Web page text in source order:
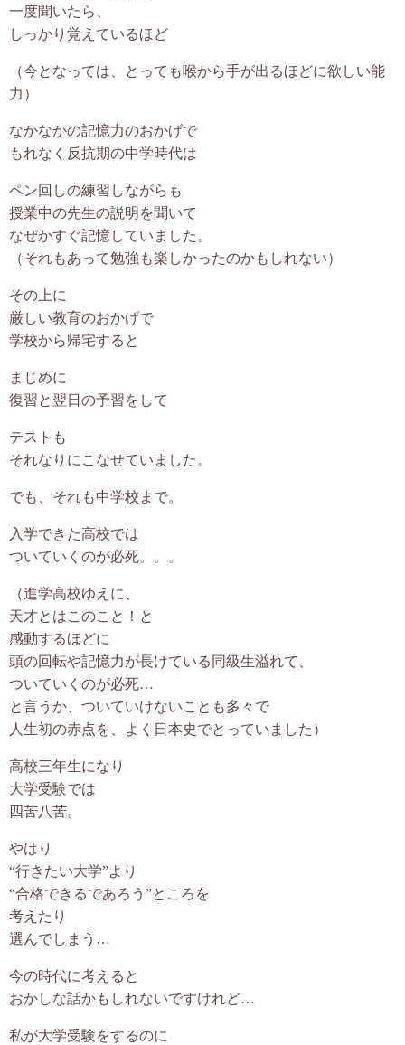
プロフィール
あざまゆきえからのお便り
ブログ
一度聞いたら、
しっかり覚えているほど
（今となっては、とっても喉から手が出るほどに欲しい能
力）
なかなかの記憶力のおかげで
もれなく反抗期の中学時代は
ペン回しの練習しながらも
授業中の先生の説明を聞いて
なぜかすぐ記憶していました。
（それもあって勉強も楽しかったのかもしれない）
その上に
厳しい教育のおかげで
学校から帰宅すると
まじめに
復習と翌日の予習をして
テストも
それなりにこなせていました。
でも、それも中学校まで。
入学できた高校では
ついていくのが必死。。。
（進学高校ゆえに、
天才とはこのこと！と
感動するほどに
頭の回転や記憶力が長けている同級生溢れて、
ついていくのが必死…
と言うか、ついていけないことも多々で
人生初の赤点を、よく日本史でとっていました）
高校三年生になり
大学受験では
四苦八苦。
やはり
“行きたい大学”より
“合格できるであろう”ところを
考えたり
選んでしまう…
今の時代に考えると
おかしな話かもしれないですけれど…
私が大学受験をするのに